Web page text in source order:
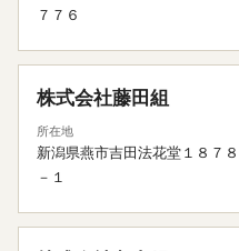
７７６
株式会社藤田組
所在地
新潟県燕市吉田法花堂１８７８
－１